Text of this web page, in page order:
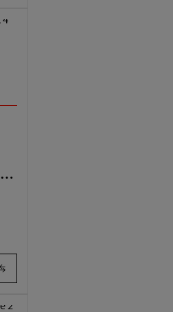
Authentis Bordeaux 4 glas